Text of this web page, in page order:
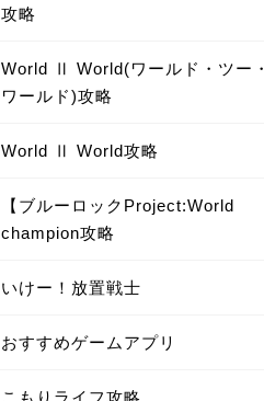
攻略
World Ⅱ World(ワールド・ツー・
ワールド)攻略
World Ⅱ World攻略
【ブルーロックProject:World
champion攻略
いけー！放置戦士
おすすめゲームアプリ
こもりライフ攻略